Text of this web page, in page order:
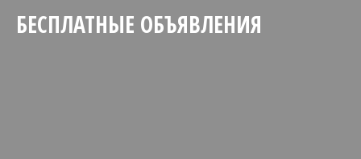
БЕСПЛАТНЫЕ ОБЪЯВЛЕНИЯ